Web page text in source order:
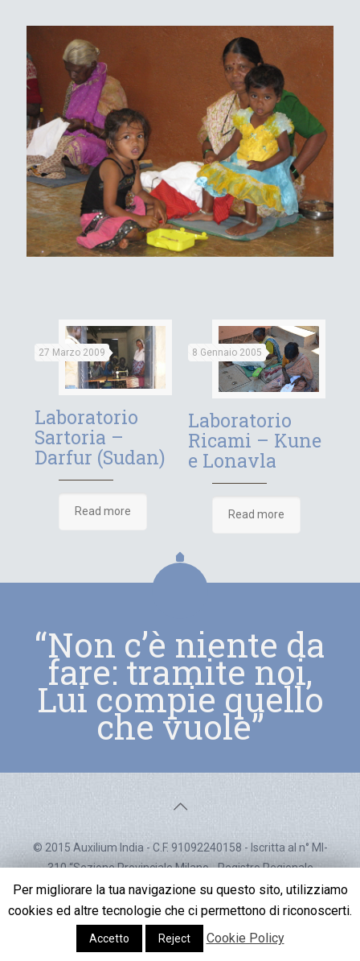
27 Marzo 2009
Laboratorio
Sartoria –
Darfur (Sudan)
Read more
8 Gennaio 2005
Laboratorio
Ricami – Kune
e Lonavla
Read more
“Non c’è niente da
fare: tramite noi,
Lui compie quello
che vuole”
© 2015 Auxilium India - C.F. 91092240158 - Iscritta al n° MI-
310 “Sezione Provinciale Milano - Registro Regionale
Generale del Volontariato” - Decreto d'iscrizione n° 352 del
15/07/05
Per migliorare la tua navigazione su questo sito, utilizziamo
cookies ed altre tecnologie che ci permettono di riconoscerti.
Accetto Reject Cookie Policy